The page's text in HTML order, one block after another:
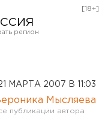
[18+]
МАРТА 2007 В 11:03
Мысляева